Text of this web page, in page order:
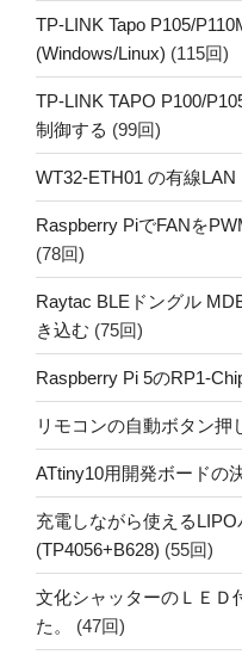
TP-LINK Tapo P105/
(Windows/Linux) (115回)
TP-LINK TAPO P100/
制御する (99回)
WT32-ETH01 の有線LAN
Raspberry PiでFANを
(78回)
Raytac BLEドングル
き込む (75回)
Raspberry Pi 5のRP1-
リモコンの自動ボタン押
ATtiny10用開発ボードの
充電しながら使える
(TP4056+B628) (55回)
文化シャッターのＬＥＤ
た。
(47回)